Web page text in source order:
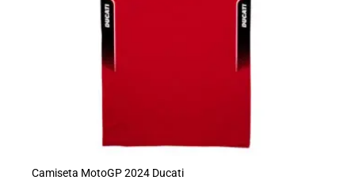
Camiseta MotoGP 2024 Ducati